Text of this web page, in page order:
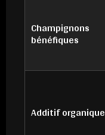
Champignons
bénéfiques
Additif organique